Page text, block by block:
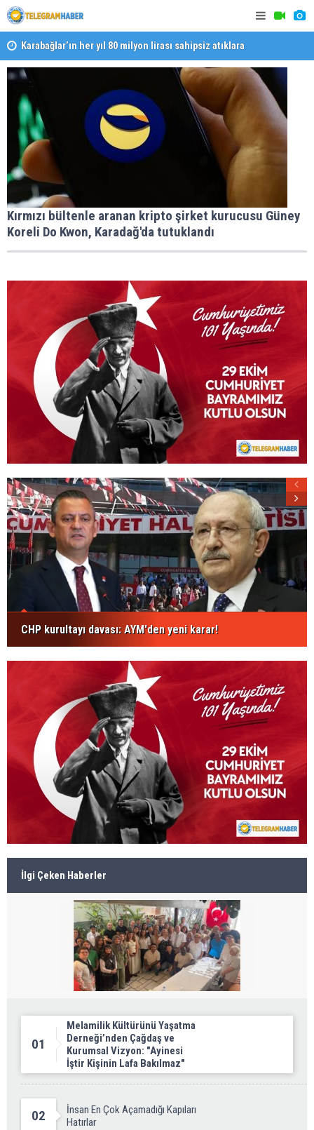
Karabağlar’ın her yıl 80 milyon lirası sahipsiz atıklara
Başkan Eşki’den Çamdibi’nde esnaf turu
Kırmızı bültenle aranan kripto şirket kurucusu Güney
Koreli Do Kwon, Karadağ'da tutuklandı
CHP kurultayı davası: AYM'den yeni karar!
İlgi Çeken Haberler
01
Melamilik Kültürünü Yaşatma
Derneği’nden Çağdaş ve
Kurumsal Vizyon: "Ayinesi
İştir Kişinin Lafa Bakılmaz"
02
İnsan En Çok Açamadığı Kapıları
Hatırlar